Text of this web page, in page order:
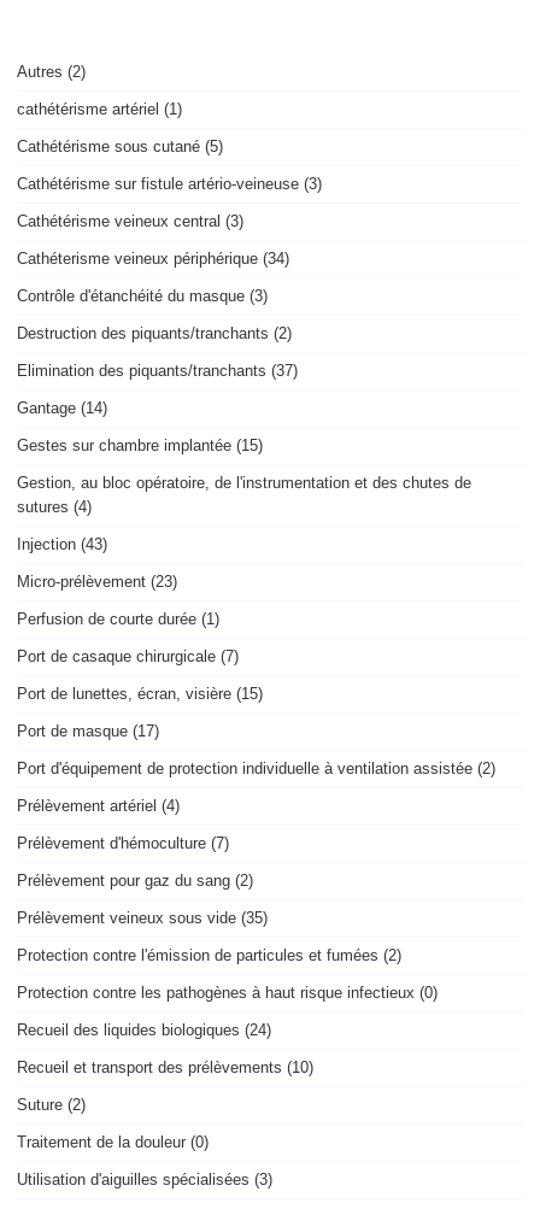
Autres (2)
cathétérisme artériel (1)
Cathétérisme sous cutané (5)
Cathétérisme sur fistule artério-veineuse (3)
Cathétérisme veineux central (3)
Cathéterisme veineux périphérique (34)
Contrôle d'étanchéité du masque (3)
Destruction des piquants/tranchants (2)
Elimination des piquants/tranchants (37)
Gantage (14)
Gestes sur chambre implantée (15)
Gestion, au bloc opératoire, de l'instrumentation et des chutes de
sutures (4)
Injection (43)
Micro-prélèvement (23)
Perfusion de courte durée (1)
Port de casaque chirurgicale (7)
Port de lunettes, écran, visière (15)
Port de masque (17)
Port d'équipement de protection individuelle à ventilation assistée (2)
Prélèvement artériel (4)
Prélèvement d'hémoculture (7)
Prélèvement pour gaz du sang (2)
Prélèvement veineux sous vide (35)
Protection contre l'émission de particules et fumées (2)
Protection contre les pathogènes à haut risque infectieux (0)
Recueil des liquides biologiques (24)
Recueil et transport des prélèvements (10)
Suture (2)
Traitement de la douleur (0)
Utilisation d'aiguilles spécialisées (3)